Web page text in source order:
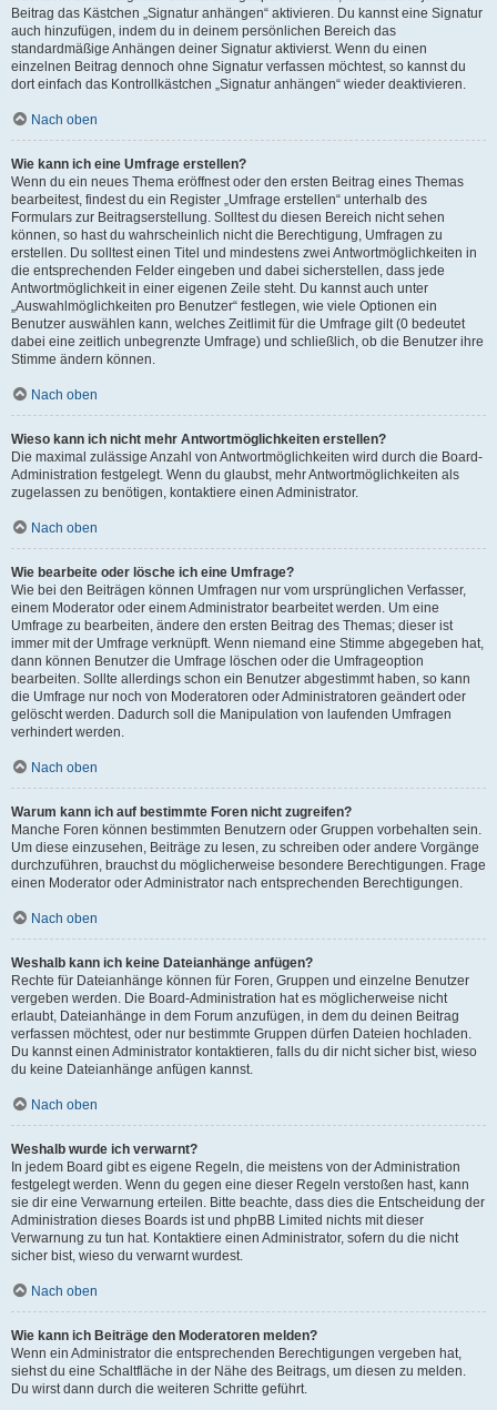
Beitrag das Kästchen „Signatur anhängen“ aktivieren. Du kannst eine Signatur
auch hinzufügen, indem du in deinem persönlichen Bereich das
standardmäßige Anhängen deiner Signatur aktivierst. Wenn du einen
einzelnen Beitrag dennoch ohne Signatur verfassen möchtest, so kannst du
dort einfach das Kontrollkästchen „Signatur anhängen“ wieder deaktivieren.
Nach oben
Wie kann ich eine Umfrage erstellen?
Wenn du ein neues Thema eröffnest oder den ersten Beitrag eines Themas
bearbeitest, findest du ein Register „Umfrage erstellen“ unterhalb des
Formulars zur Beitragserstellung. Solltest du diesen Bereich nicht sehen
können, so hast du wahrscheinlich nicht die Berechtigung, Umfragen zu
erstellen. Du solltest einen Titel und mindestens zwei Antwortmöglichkeiten in
die entsprechenden Felder eingeben und dabei sicherstellen, dass jede
Antwortmöglichkeit in einer eigenen Zeile steht. Du kannst auch unter
„Auswahlmöglichkeiten pro Benutzer“ festlegen, wie viele Optionen ein
Benutzer auswählen kann, welches Zeitlimit für die Umfrage gilt (0 bedeutet
dabei eine zeitlich unbegrenzte Umfrage) und schließlich, ob die Benutzer ihre
Stimme ändern können.
Nach oben
Wieso kann ich nicht mehr Antwortmöglichkeiten erstellen?
Die maximal zulässige Anzahl von Antwortmöglichkeiten wird durch die Board-
Administration festgelegt. Wenn du glaubst, mehr Antwortmöglichkeiten als
zugelassen zu benötigen, kontaktiere einen Administrator.
Nach oben
Wie bearbeite oder lösche ich eine Umfrage?
Wie bei den Beiträgen können Umfragen nur vom ursprünglichen Verfasser,
einem Moderator oder einem Administrator bearbeitet werden. Um eine
Umfrage zu bearbeiten, ändere den ersten Beitrag des Themas; dieser ist
immer mit der Umfrage verknüpft. Wenn niemand eine Stimme abgegeben hat,
dann können Benutzer die Umfrage löschen oder die Umfrageoption
bearbeiten. Sollte allerdings schon ein Benutzer abgestimmt haben, so kann
die Umfrage nur noch von Moderatoren oder Administratoren geändert oder
gelöscht werden. Dadurch soll die Manipulation von laufenden Umfragen
verhindert werden.
Nach oben
Warum kann ich auf bestimmte Foren nicht zugreifen?
Manche Foren können bestimmten Benutzern oder Gruppen vorbehalten sein.
Um diese einzusehen, Beiträge zu lesen, zu schreiben oder andere Vorgänge
durchzuführen, brauchst du möglicherweise besondere Berechtigungen. Frage
einen Moderator oder Administrator nach entsprechenden Berechtigungen.
Nach oben
Weshalb kann ich keine Dateianhänge anfügen?
Rechte für Dateianhänge können für Foren, Gruppen und einzelne Benutzer
vergeben werden. Die Board-Administration hat es möglicherweise nicht
erlaubt, Dateianhänge in dem Forum anzufügen, in dem du deinen Beitrag
verfassen möchtest, oder nur bestimmte Gruppen dürfen Dateien hochladen.
Du kannst einen Administrator kontaktieren, falls du dir nicht sicher bist, wieso
du keine Dateianhänge anfügen kannst.
Nach oben
Weshalb wurde ich verwarnt?
In jedem Board gibt es eigene Regeln, die meistens von der Administration
festgelegt werden. Wenn du gegen eine dieser Regeln verstoßen hast, kann
sie dir eine Verwarnung erteilen. Bitte beachte, dass dies die Entscheidung der
Administration dieses Boards ist und phpBB Limited nichts mit dieser
Verwarnung zu tun hat. Kontaktiere einen Administrator, sofern du die nicht
sicher bist, wieso du verwarnt wurdest.
Nach oben
Wie kann ich Beiträge den Moderatoren melden?
Wenn ein Administrator die entsprechenden Berechtigungen vergeben hat,
siehst du eine Schaltfläche in der Nähe des Beitrags, um diesen zu melden.
Du wirst dann durch die weiteren Schritte geführt.